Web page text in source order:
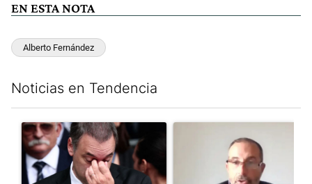
EN ESTA NOTA
Alberto Fernández
Noticias en Tendencia
Un artículo de tendencia con el título "El fiscal intimó a